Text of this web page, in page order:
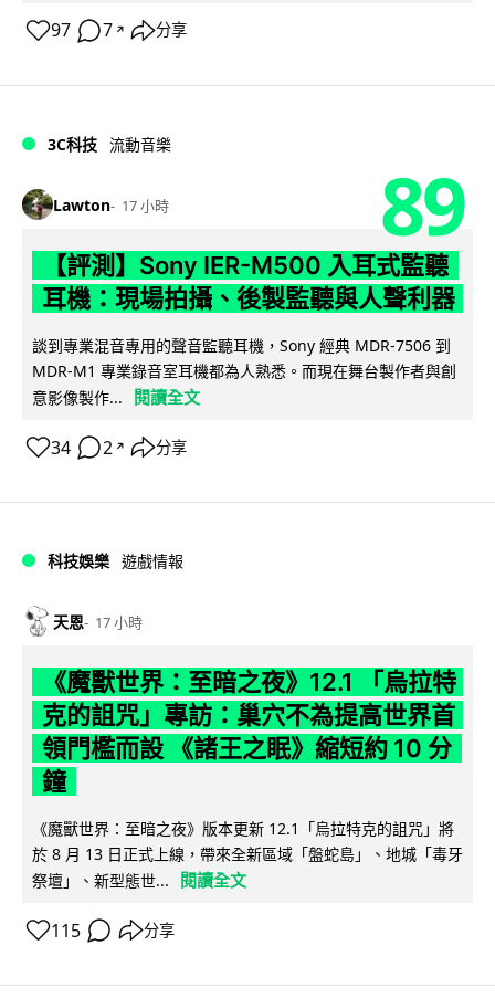
97 7 ↗ 分享
3C科技 流動音樂
Lawton 17 小時 89
【評測】Sony IER-M500 入耳式監聽
耳機：現場拍攝、後製監聽與人聲利器
談到專業混音專用的聲音監聽耳機，Sony 經典 MDR-7506 到
MDR-M1 專業錄音室耳機都為人熟悉。而現在舞台製作者與創
意影像製作...
閱讀全文
34 2 ↗ 分享
科技娛樂 遊戲情報
天恩 17 小時
《魔獸世界：至暗之夜》12.1 「烏拉特
克的詛咒」專訪：巢穴不為提高世界首
領門檻而設 《諸王之眠》縮短約 10 分
鐘
《魔獸世界：至暗之夜》版本更新 12.1「烏拉特克的詛咒」將
於 8 月 13 日正式上線，帶來全新區域「盤蛇島」、地城「毒牙
祭壇」、新型態世...
閱讀全文
115 分享